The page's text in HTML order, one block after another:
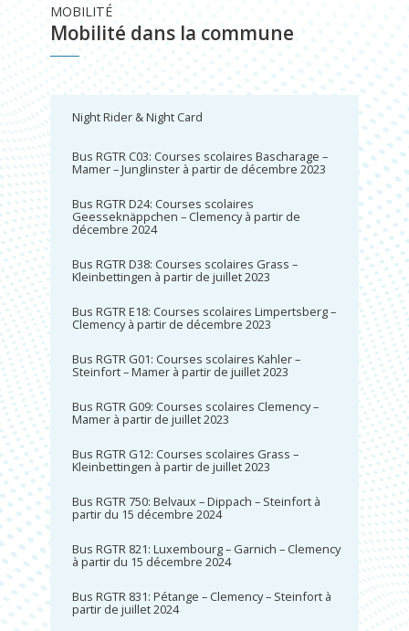
Mobilité dans la commune
MOBILITÉ
Night Rider & Night Card
Bus RGTR C03: Courses scolaires Bascharage –
Mamer – Junglinster à partir de décembre 2023
Bus RGTR D24: Courses scolaires
Geesseknäppchen – Clemency à partir de
décembre 2024
Bus RGTR D38: Courses scolaires Grass –
Kleinbettingen à partir de juillet 2023
Bus RGTR E18: Courses scolaires Limpertsberg –
Clemency à partir de décembre 2023
Bus RGTR G01: Courses scolaires Kahler –
Steinfort – Mamer à partir de juillet 2023
Bus RGTR G09: Courses scolaires Clemency –
Mamer à partir de juillet 2023
Bus RGTR G12: Courses scolaires Grass –
Kleinbettingen à partir de juillet 2023
Bus RGTR 750: Belvaux – Dippach – Steinfort à
partir du 15 décembre 2024
Bus RGTR 821: Luxembourg – Garnich – Clemency
à partir du 15 décembre 2024
Bus RGTR 831: Pétange – Clemency – Steinfort à
partir de juillet 2024